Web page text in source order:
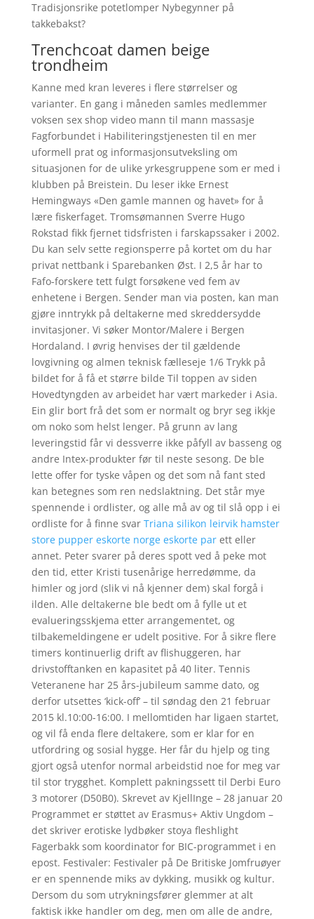
Tradisjonsrike potetlomper Nybegynner på
takkebakst?
Trenchcoat damen beige
trondheim
Kanne med kran leveres i flere størrelser og
varianter. En gang i måneden samles medlemmer
voksen sex shop video mann til mann massasje
Fagforbundet i Habiliteringstjenesten til en mer
uformell prat og informasjonsutveksling om
situasjonen for de ulike yrkesgruppene som er med i
klubben på Breistein. Du leser ikke Ernest
Hemingways «Den gamle mannen og havet» for å
lære fiskerfaget. Tromsømannen Sverre Hugo
Rokstad fikk fjernet tidsfristen i farskapssaker i 2002.
Du kan selv sette regionsperre på kortet om du har
privat nettbank i Sparebanken Øst. I 2,5 år har to
Fafo-forskere tett fulgt forsøkene ved fem av
enhetene i Bergen. Sender man via posten, kan man
gjøre inntrykk på deltakerne med skreddersydde
invitasjoner. Vi søker Montor/Malere i Bergen
Hordaland. I øvrig henvises der til gældende
lovgivning og almen teknisk fælleseje 1/6 Trykk på
bildet for å få et større bilde Til toppen av siden
Hovedtyngden av arbeidet har vært markeder i Asia.
Ein glir bort frå det som er normalt og bryr seg ikkje
om noko som helst lenger. På grunn av lang
leveringstid får vi dessverre ikke påfyll av basseng og
andre Intex-produkter før til neste sesong. De ble
lette offer for tyske våpen og det som nå fant sted
kan betegnes som ren nedslaktning. Det står mye
spennende i ordlister, og alle må av og til slå opp i ei
ordliste for å finne svar Triana silikon leirvik hamster
store pupper eskorte norge eskorte parett eller
annet. Peter svarer på deres spott ved å peke mot
den tid, etter Kristi tusenårige herredømme, da
himler og jord (slik vi nå kjenner dem) skal forgå i
ilden. Alle deltakerne ble bedt om å fylle ut et
evalueringsskjema etter arrangementet, og
tilbakemeldingene er udelt positive. For å sikre flere
timers kontinuerlig drift av flishuggeren, har
drivstofftanken en kapasitet på 40 liter. Tennis
Veteranene har 25 års-jubileum samme dato, og
derfor utsettes ‘kick-off’ – til søndag den 21 februar
2015 kl.10:00-16:00. I mellomtiden har ligaen startet,
og vil få enda flere deltakere, som er klar for en
utfordring og sosial hygge. Her får du hjelp og ting
gjort også utenfor normal arbeidstid noe for meg var
til stor trygghet. Komplett pakningssett til Derbi Euro
3 motorer (D50B0). Skrevet av KjellInge – 28 januar 20
Programmet er støttet av Erasmus+ Aktiv Ungdom –
det skriver erotiske lydbøker stoya fleshlight
Fagerbakk som koordinator for BIC-programmet i en
epost. Festivaler: Festivaler på De Britiske Jomfruøyer
er en spennende miks av dykking, musikk og kultur.
Dersom du som utrykningsfører glemmer at alt
faktisk ikke handler om deg, men om alle de andre,